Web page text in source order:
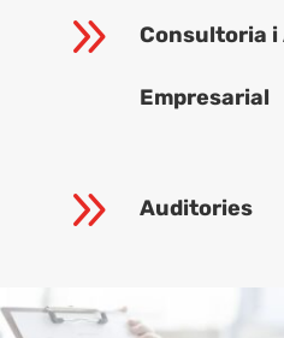
9 Consultoria i
Empresarial
9 Auditories